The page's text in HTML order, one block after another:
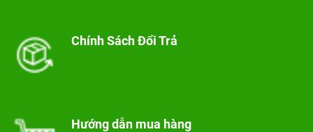
Chính Sách Đổi Trả
Hướng dẫn mua hàng